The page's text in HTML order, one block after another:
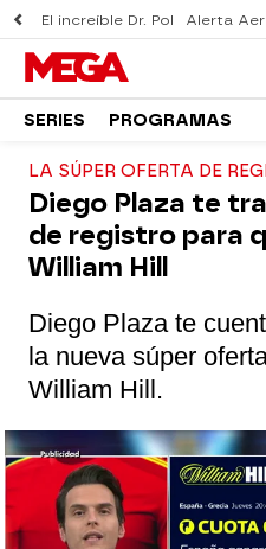
El increíble Dr. Pol Alerta
SERIES PROGRAMAS
LA SÚPER OFERTA DE
Diego Plaza te
de registro para
William Hill
Diego Plaza te
la nueva súper
William Hill.